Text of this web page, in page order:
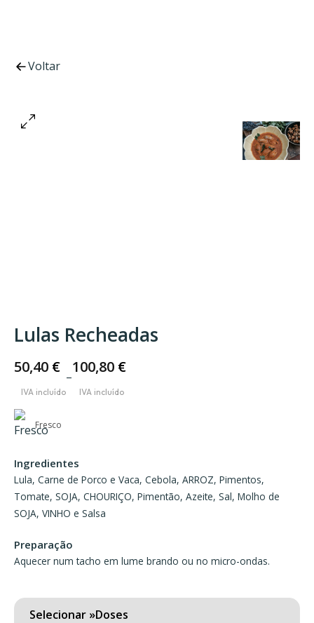
Voltar
Lulas Recheadas
50,40 €
–
100,80 €
Price
range:
50,40 €
100,80 €
Fresco
Ingredientes
Lula, Carne de Porco e Vaca, Cebola, ARROZ, Pimentos,
Tomate, SOJA, CHOURIÇO, Pimentão, Azeite, Sal, Molho de
SOJA, VINHO e Salsa
Preparação
Aquecer num tacho em lume brando ou no micro-ondas.
Doses